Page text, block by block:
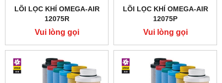
LÕI LỌC KHÍ OMEGA-AIR
12075R
Vui lòng gọi
LÕI LỌC KHÍ OMEGA-AIR
12075P
Vui lòng gọi